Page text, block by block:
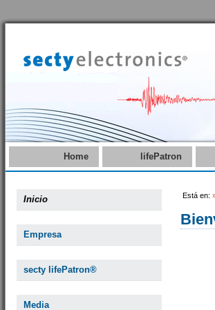
Home lifePatron
Inicio
Empresa
secty lifePatron®
Media
Está en: